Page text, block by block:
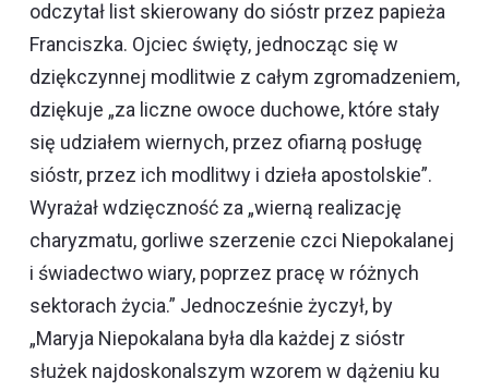
odczytał list skierowany do sióstr przez papieża
Franciszka. Ojciec święty, jednocząc się w
dziękczynnej modlitwie z całym zgromadzeniem,
dziękuje „za liczne owoce duchowe, które stały
się udziałem wiernych, przez ofiarną posługę
sióstr, przez ich modlitwy i dzieła apostolskie”.
Wyrażał wdzięczność za „wierną realizację
charyzmatu, gorliwe szerzenie czci Niepokalanej
i świadectwo wiary, poprzez pracę w różnych
sektorach życia.” Jednocześnie życzył, by
„Maryja Niepokalana była dla każdej z sióstr
służek najdoskonalszym wzorem w dążeniu ku